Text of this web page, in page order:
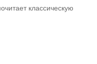
классическую